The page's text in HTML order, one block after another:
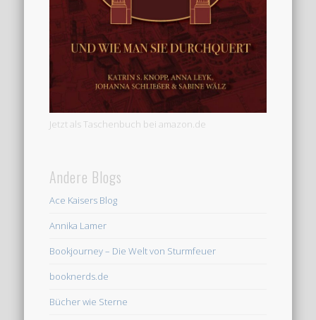
Jetzt als Taschenbuch bei amazon.de
Andere Blogs
Ace Kaisers Blog
Annika Lamer
Bookjourney – Die Welt von Sturmfeuer
booknerds.de
Bücher wie Sterne